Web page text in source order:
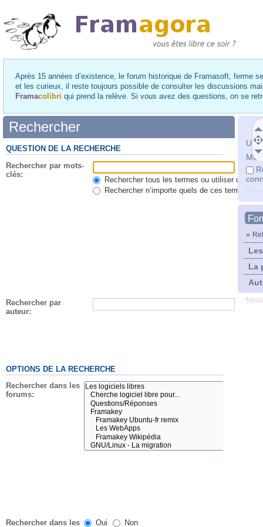
Après 15 années d’existence, le forum historique de Framasoft, ferme
et les curieux, il reste toujours possible de consulter les discussions
Framacolibri qui prend la relève. Si vous avez des questions, on se
Mot
»
La
Rechercher
QUESTION DE LA RECHERCHE
Rechercher par mots-
clés:
Rechercher tous les termes ou utiliser une
Rechercher n’importe quels de ces termes
Rechercher par
auteur:
OPTIONS DE LA RECHERCHE
Rechercher dans les
forums:
Rechercher dans les Oui Non